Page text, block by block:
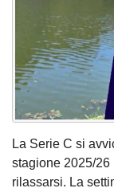
La Serie C si
stagione 2025/26
rilassarsi. La